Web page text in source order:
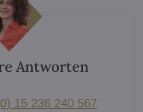
Antworten
15 236 240 567